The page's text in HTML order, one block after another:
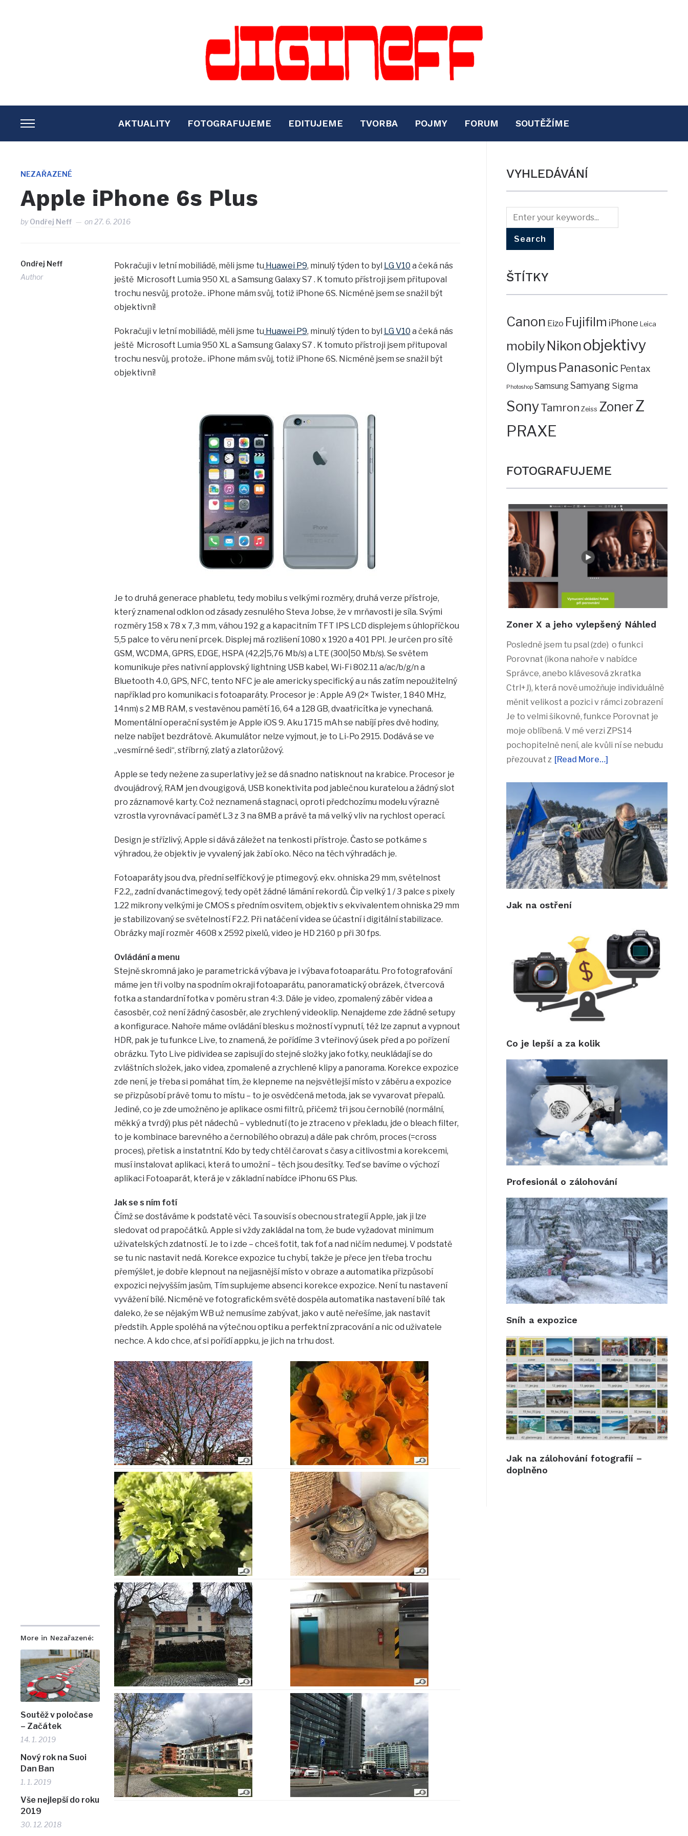
TOGGLE
SIDEBAR
NAVIGATION
AKTUALITY FOTOGRAFUJEME EDITUJEME TVORBA POJMY FORUM SOUTĚŽÍME
NEZAŘAZENÉ
Apple iPhone 6s Plus
byOndřej Neff on27. 6. 2016
Ondřej Neff
Author
More in Nezařazené:
Soutěž v poločase
– Začátek
14. 1. 2019
Nový rok na Suoi
Dan Ban
1. 1. 2019
Vše nejlepší do roku
2019
30. 12. 2018
Pokračuji v letní mobiliádě, měli jsme tu Huawei P9, minulý týden to byl LG V10 a čeká nás
ještě Microsoft Lumia 950 XL a Samsung Galaxy S7 . K tomuto přístroji jsem přitupoval
trochu nesvůj, protože.. iPhone mám svůj, totiž iPhone 6S. Nicméně jsem se snažil být
objektivní!
Pokračuji v letní mobiliádě, měli jsme tu Huawei P9, minulý týden to byl LG V10 a čeká nás
ještě Microsoft Lumia 950 XL a Samsung Galaxy S7 . K tomuto přístroji jsem přitupoval
trochu nesvůj, protože.. iPhone mám svůj, totiž iPhone 6S. Nicméně jsem se snažil být
objektivní!
Je to druhá generace phabletu, tedy mobilu s velkými rozměry, druhá verze přístroje,
který znamenal odklon od zásady zesnulého Steva Jobse, že v mrňavosti je síla. Svými
rozměry 158 x 78 x 7,3 mm, váhou 192 g a kapacitním TFT IPS LCD displejem s úhlopříčkou
5,5 palce to věru není prcek. Displej má rozlišení 1080 x 1920 a 401 PPI. Je určen pro sítě
GSM, WCDMA, GPRS, EDGE, HSPA (42,2|5,76 Mb/s) a LTE (300|50 Mb/s). Se světem
komunikuje přes nativní applovský lightning USB kabel, Wi-Fi 802.11 a/ac/b/g/n a
Bluetooth 4.0, GPS, NFC, tento NFC je ale americky specifický a u nás zatím nepoužitelný
například pro komunikaci s fotoaparáty. Procesor je : Apple A9 (2× Twister, 1 840 MHz,
14nm) s 2 MB RAM, s vestavěnou pamětí 16, 64 a 128 GB, dvaatřicítka je vynechaná.
Momentální operační systém je Apple iOS 9. Aku 1715 mAh se nabíjí přes dvě hodiny,
nelze nabíjet bezdrátově. Akumulátor nelze vyjmout, je to Li-Po 2915. Dodává se ve
„vesmírné šedi“, stříbrný, zlatý a zlatorůžový.
Apple se tedy nežene za superlativy jež se dá snadno natisknout na krabice. Procesor je
dvoujádrový, RAM jen dvougigová, USB konektivita pod jablečnou kuratelou a žádný slot
pro záznamové karty. Což neznamená stagnaci, oproti předchozímu modelu výrazně
vzrostla vyrovnávací paměť L3 z 3 na 8MB a právě ta má velký vliv na rychlost operací.
Design je střízlivý, Apple si dává záležet na tenkosti přístroje. Často se potkáme s
výhradou, že objektiv je vyvalený jak žabí oko. Něco na těch výhradách je.
Fotoaparáty jsou dva, přední selfíčkový je ptimegový. ekv. ohniska 29 mm, světelnost
F2.2,, zadní dvanáctimegový, tedy opět žádné lámání rekordů. Čip velký 1 / 3 palce s pixely
1.22 mikrony velkými je CMOS s předním osvitem, objektiv s ekvivalentem ohniska 29 mm
je stabilizovaný se světelností F2.2. Při natáčení videa se účastní i digitální stabilizace.
Obrázky mají rozměr 4608 x 2592 pixelů, video je HD 2160 p při 30 fps.
Ovládání a menu
Stejně skromná jako je parametrická výbava je i výbava fotoaparátu. Pro fotografování
máme jen tři volby na spodním okraji fotoaparátu, panoramatický obrázek, čtvercová
fotka a standardní fotka v poměru stran 4:3. Dále je video, zpomalený záběr videa a
časosběr, což není žádný časosběr, ale zrychlený videoklip. Nenajdeme zde žádné setupy
a konfigurace. Nahoře máme ovládání blesku s možností vypnutí, též lze zapnut a vypnout
HDR, pak je tu funkce Live, to znamená, že pořídíme 3 vteřinový úsek před a po pořízení
obrázku. Tyto Live pidividea se zapisují do stejné složky jako fotky, neukládají se do
zvláštních složek, jako videa, zpomalené a zrychlené klipy a panorama. Korekce expozice
zde není, je třeba si pomáhat tím, že klepneme na nejsvětlejší místo v záběru a expozice
se přizpůsobí právě tomu to místu – to je osvědčená metoda, jak se vyvarovat přepalů.
Jediné, co je zde umožněno je aplikace osmi filtrů, přičemž tři jsou černobílé (normální,
měkký a tvrdý) plus pět nádechů – vyblednutí (to je ztraceno v překladu, jde o bleach filter,
to je kombinace barevného a černobílého obrazu) a dále pak chróm, proces (=cross
proces), přetisk a instatntní. Kdo by tedy chtěl čarovat s časy a citlivostmi a korekcemi,
musí instalovat aplikaci, která to umožní – těch jsou desítky. Teď se bavíme o výchozí
aplikaci Fotoaparát, která je v základní nabídce iPhonu 6S Plus.
Jak se s ním fotí
Čímž se dostáváme k podstatě věci. Ta souvisí s obecnou strategií Apple, jak ji lze
sledovat od prapočátků. Apple si vždy zakládal na tom, že bude vyžadovat minimum
uživatelských zdatností. Je to i zde – chceš fotit, tak foť a nad ničím nedumej. V podstatě
se tu nic nastavit nedá. Korekce expozice tu chybí, takže je přece jen třeba trochu
přemýšlet, je dobře klepnout na nejjasnější místo v obraze a automatika přizpůsobí
expozici nejvyšším jasům, Tím suplujeme absenci korekce expozice. Není tu nastavení
vyvážení bílé. Nicméně ve fotografickém světě dospěla automatika nastavení bílé tak
daleko, že se nějakým WB už nemusíme zabývat, jako v autě neřešíme, jak nastavit
předstih. Apple spoléhá na výtečnou optiku a perfektní zpracování a nic od uživatele
nechce. A kdo chce, ať si pořídí appku, je jich na trhu dost.
VYHLEDÁVÁNÍ
ŠTÍTKY
Canon Eizo Fujifilm iPhone Leica
mobilyNikon objektivy
Olympus Panasonic Pentax
Photoshop SamsungSamyang Sigma
SonyTamron Zeiss ZonerZ
PRAXE
FOTOGRAFUJEME
Zoner X a jeho vylepšený Náhled
Posledně jsem tu psal (zde) o funkci
Porovnat (ikona nahoře v nabídce
Správce, anebo klávesová zkratka
Ctrl+J), která nově umožňuje individuálně
měnit velikost a pozici v rámci zobrazení
Je to velmi šikovné, funkce Porovnat je
moje oblíbená. V mé verzi ZPS14
pochopitelně není, ale kvůli ní se nebudu
přezouvat z [Read More…]
Jak na ostření
Co je lepší a za kolik
Profesionál o zálohování
Sníh a expozice
Jak na zálohování fotografií –
doplněno